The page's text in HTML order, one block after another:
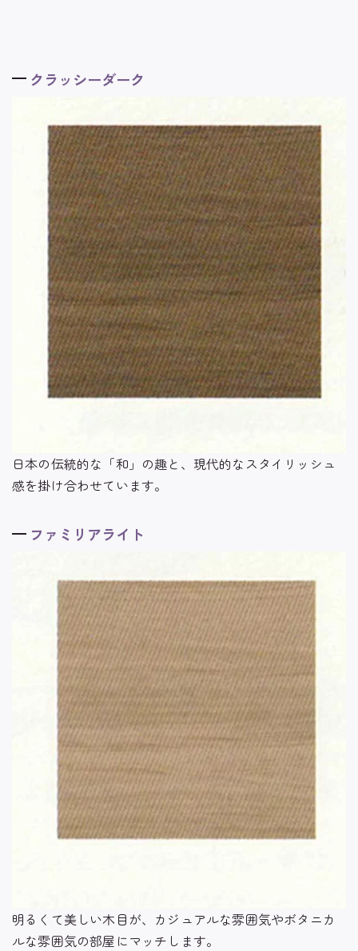
クラッシーダーク
日本の伝統的な「和」の趣と、現代的なスタイリッシュ
感を掛け合わせています。
ファミリアライト
明るくて美しい木目が、カジュアルな雰囲気やボタニカ
ルな雰囲気の部屋にマッチします。